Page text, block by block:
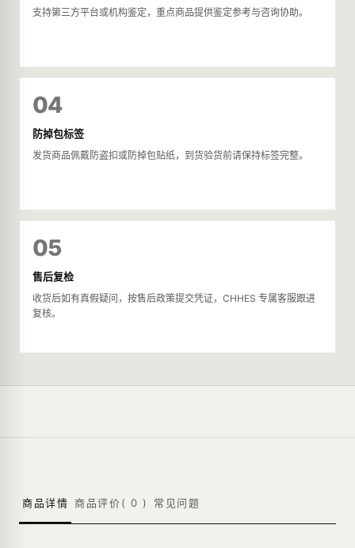
支持第三方平台或机构鉴定，重点商品提供鉴定参考与咨询协助。
04
防掉包标签
发货商品佩戴防盗扣或防掉包贴纸，到货验货前请保持标签完整。
05
售后复检
收货后如有真假疑问，按售后政策提交凭证，CHHES 专属客服跟进
复核。
商品详情 商品评价( 0 ) 常见问题